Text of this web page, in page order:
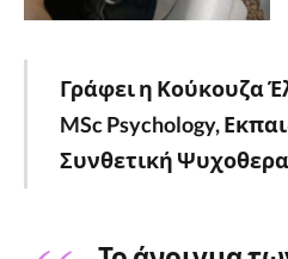
Γράφει η Κούκουζα
MSc Psychology,
Συνθετική